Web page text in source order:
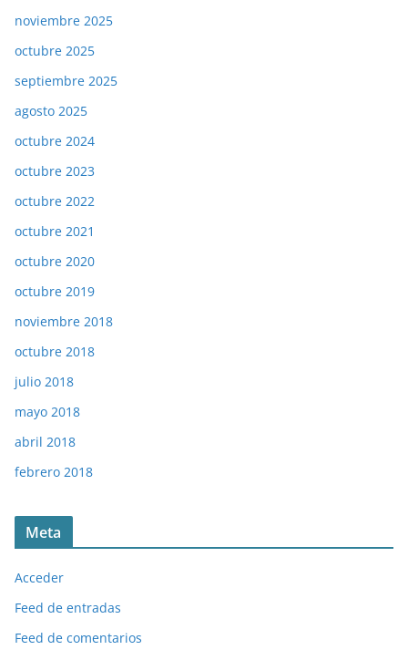
noviembre 2025
octubre 2025
septiembre 2025
agosto 2025
octubre 2024
octubre 2023
octubre 2022
octubre 2021
octubre 2020
octubre 2019
noviembre 2018
octubre 2018
julio 2018
mayo 2018
abril 2018
febrero 2018
Meta
Acceder
Feed de entradas
Feed de comentarios